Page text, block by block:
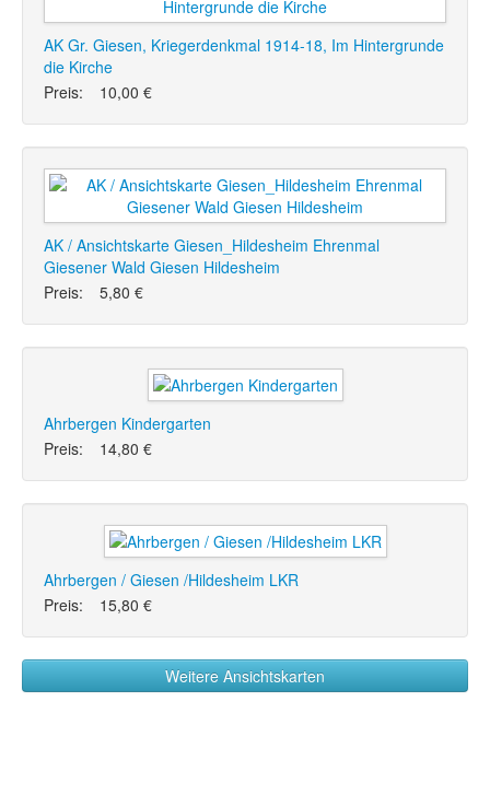
AK Gr. Giesen, Kriegerdenkmal 1914-18, Im Hintergrunde
die Kirche
Preis:
10,00 €
AK / Ansichtskarte Giesen_Hildesheim Ehrenmal
Giesener Wald Giesen Hildesheim
Preis:
5,80 €
Ahrbergen Kindergarten
Preis:
14,80 €
Ahrbergen / Giesen /Hildesheim LKR
Preis:
15,80 €
Weitere Ansichtskarten